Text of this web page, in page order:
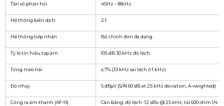
Tần số phản hồi 45Hz – 18kHz
Hệ thống biên dịch 2:1
Hệ thống tiếp nhận Bộ chỉnh đơn đa dạng
Tỷ lệ tín hiệu tạp âm 105 dB 30 kHz độ lệch
Tổng méo hài ≤.7% (33 kHz sai lệch ở 1 kHz)
Độ nhạy 5 dBμV (S/N 60 dB at 25 kHz deviation, A-weighted)
Cổng ra âm thanh (AF=0) Cân bằng: độ lệch -12 dBv @ 25 kHz, tải 600 ohm 1/4 ":